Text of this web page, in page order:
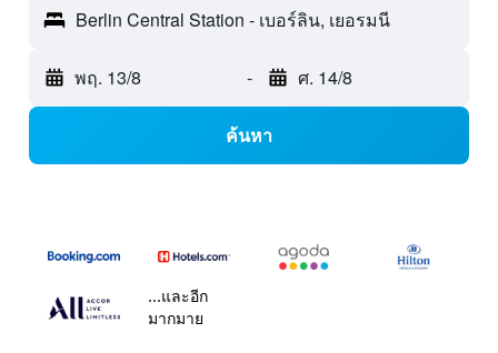
Berlin Central Station - เบอร์ลิน, เยอรมนี
พฤ. 13/8 - ศ. 14/8
ค้นหา
...และอีก
มากมาย